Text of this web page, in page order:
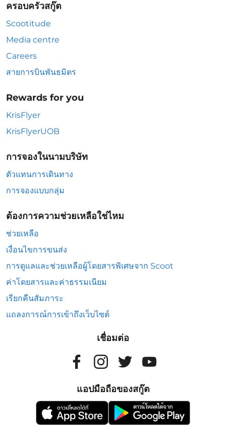
ครอบครัวสกู๊ต
Scootitude
Media centre
Careers
สายการบินพันธมิตร
Rewards for you
KrisFlyer
KrisFlyerUOB
การจองในนามบริษัท
ตัวแทนการเดินทาง
การจองแบบกลุ่ม
ต้องการความช่วยเหลือใช่ไหม
ช่วยเหลือ
เงื่อนไขการขนส่ง
การดูแลและช่วยเหลือผู้โดยสารพิเศษจาก Scoot
ค่าโดยสารและค่าธรรมเนียม
เรียกคืนสัมภาระ
แถลงการณ์การเข้าถึงเว็บไซต์
เชื่อมต่อ
แอปมือถือของสกู๊ต